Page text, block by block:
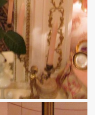
promotion de son
le 10 juillet
"Tendre
(Paris) :
mars + 4 et 5 avril